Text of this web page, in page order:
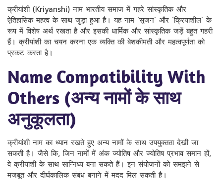
क्रीयांशी (Kriyanshi) नाम भारतीय समाज में गहरे सांस्कृतिक और
ऐतिहासिक महत्व के साथ जुड़ा हुआ है। यह नाम ‘सृजन’ और ‘क्रियाशील’ के
रूप में विशेष अर्थ रखता है और इसकी धार्मिक और सांस्कृतिक जड़ें बहुत गहरी
हैं। क्रीयांशी का चयन करना एक व्यक्ति की बेशकीमती और महत्वपूर्णता को
प्रकट करता है।
Name Compatibility With
Others (अन्य नामों के साथ
अनुकूलता)
क्रीयांशी नाम का ध्यान रखते हुए अन्य नामों के साथ उपयुक्तता देखी जा
सकती है। जैसे कि, जिन नामों में अंक ज्योतिष और ज्योतिष प्रभाव समान हों,
वे क्रीयांशी के साथ सान्निध्य बना सकते हैं। इन संयोजनों को समझने से
मजबूत और दीर्घकालिक संबंध बनाने में मदद मिल सकती है।